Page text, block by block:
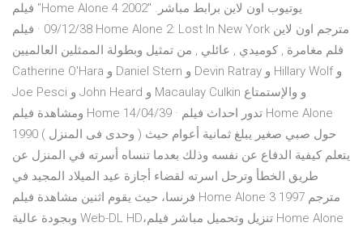
فيلم "Home Alone 4 2002" يوتيوب اون لاين برابط مباشر.
09/12/38 · فيلم Home Alone 2: Lost In New York مترجم اون لاين
فلم مغامرة , كوميدي , عائلي , من تمثيل وبطولة الممثلين العالميين
Catherine O'Hara و Daniel Stern و Devin Ratray و Hillary Wolf و
Joe Pesci و John Heard و Macaulay Culkin و والإستمتاع
ومشاهدة فيلم Home 14/04/39 · تدور احداث فيلم Home Alone
1990 ( وحدى فى المنزل ) حول صبي صغير يبلغ ثمانية أعوام حيث
يتعلم كيفية الدفاع عن نفسه وذلك بعدما تنساه أسرته في المنزل عن
طريق الخطأ وترحل اسرته لقضاء أجازة عيد الميلاد المجيد في
فرنسا، حيث يقوم اثنين مشاهدة فيلم Home Alone 3 1997 مترجم
وبجودة عالية Web-DL HD،تنزيل وتحميل مباشر فيلم Home Alone